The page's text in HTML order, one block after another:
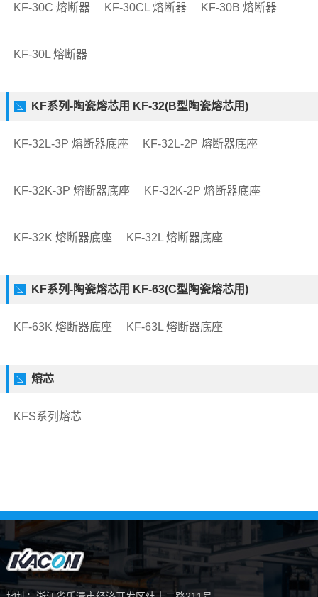
KF-30C 熔断器 KF-30CL 熔断器 KF-30B 熔断器
KF-30L 熔断器
KF系列-陶瓷熔芯用 KF-32(B型陶瓷熔芯用)
KF-32L-3P 熔断器底座 KF-32L-2P 熔断器底座
KF-32K-3P 熔断器底座 KF-32K-2P 熔断器底座
KF-32K 熔断器底座 KF-32L 熔断器底座
KF系列-陶瓷熔芯用 KF-63(C型陶瓷熔芯用)
KF-63K 熔断器底座 KF-63L 熔断器底座
熔芯
KFS系列熔芯